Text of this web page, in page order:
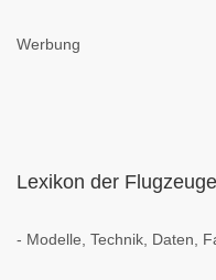
Werbung
Lexikon der Flugzeuge
- Modelle, Technik, Daten,